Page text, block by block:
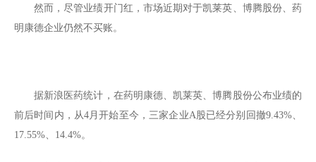
然而，尽管业绩开门红，市场近期对于凯莱英、博腾股份、药
明康德企业仍然不买账。
据新浪医药统计，在药明康德、凯莱英、博腾股份公布业绩的
前后时间内，从4月开始至今，三家企业A股已经分别回撤9.43%、
17.55%、14.4%。